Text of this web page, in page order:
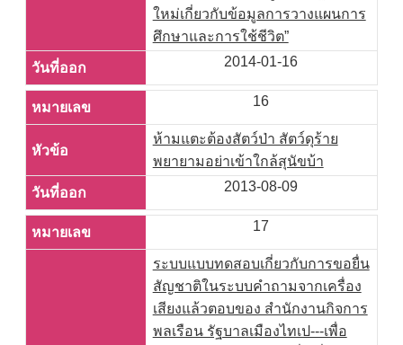
ใหม่เกี่ยวกับข้อมูลการวางแผนการ
ศึกษาและการใช้ชีวิต”
2014-01-16
16
ห้ามแตะต้องสัตว์ป่า สัตว์ดุร้าย
พยายามอย่าเข้าใกล้สุนัขบ้า
2013-08-09
17
ระบบแบบทดสอบเกี่ยวกับการขอยื่น
สัญชาติในระบบคำถามจากเครื่อง
เสียงแล้วตอบของ สำนักงานกิจการ
พลเรือน รัฐบาลเมืองไทเป---เพื่อ